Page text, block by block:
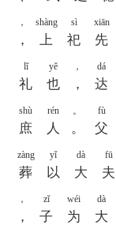
，
，
shàng
上
sì
祀
xiān
先
lǐ
礼
yě
也
，
，
dá
达
shù
庶
rén
人
。
。
fù
父
zàng
葬
yǐ
以
dà
大
fū
夫
，
，
zǐ
子
wéi
为
dà
大